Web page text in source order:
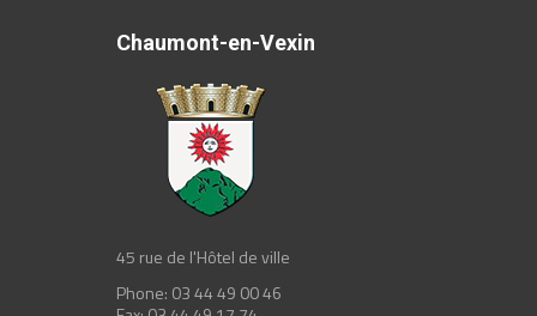
Chaumont-en-Vexin
45 rue de l'Hôtel de ville
Phone: 03 44 49 00 46